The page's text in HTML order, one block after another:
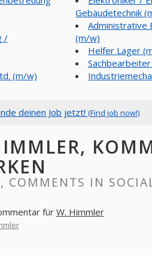
/
(m/w)
Gebäudetechnik
Administrative
(m/w)
Helfer Lager
deinen Job jetzt! (Find job now!)
COMMENTS IN
für W. Himmler